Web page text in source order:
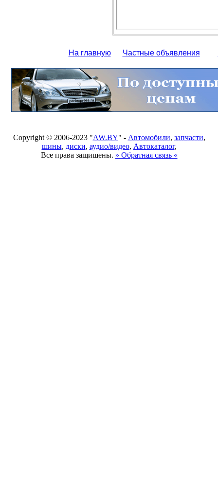
На главную Частные объявления
Copyright © 2006-2023 "AW.BY" - Автомобили, запчасти,
шины, диски, аудио/видео, Автокаталог,
Все права защищены. » Обратная связь «